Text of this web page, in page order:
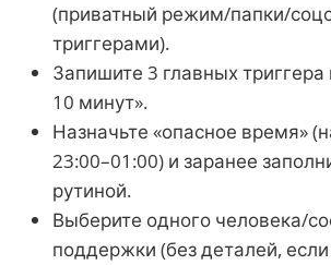
(приватный режим/папки/
триггерами).
Запишите 3 главных
10 минут».
Назначьте «опасное время»
23:00–01:00) и заранее
рутиной.
Выберите одного человека/
поддержки (без деталей,